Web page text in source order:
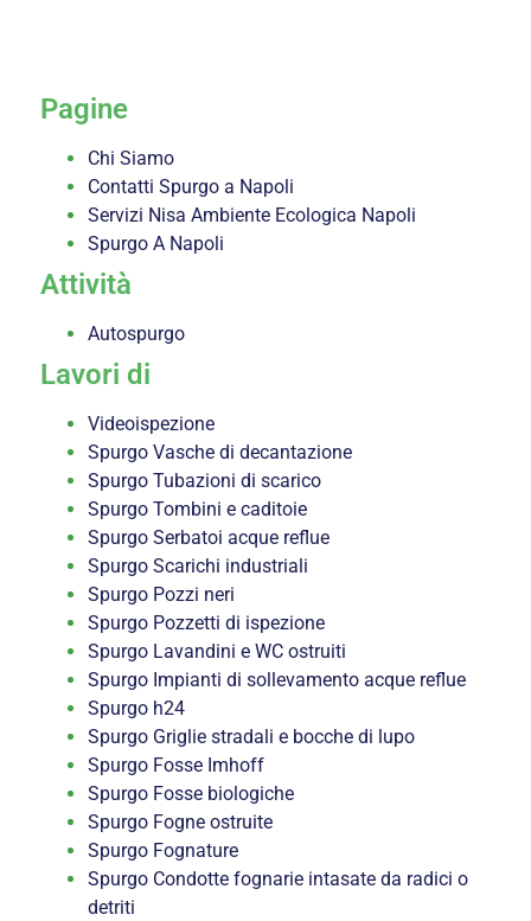
Pagine
Chi Siamo
Contatti Spurgo a Napoli
Servizi Nisa Ambiente Ecologica Napoli
Spurgo A Napoli
Attività
Autospurgo
Lavori di
Videoispezione
Spurgo Vasche di decantazione
Spurgo Tubazioni di scarico
Spurgo Tombini e caditoie
Spurgo Serbatoi acque reflue
Spurgo Scarichi industriali
Spurgo Pozzi neri
Spurgo Pozzetti di ispezione
Spurgo Lavandini e WC ostruiti
Spurgo Impianti di sollevamento acque reflue
Spurgo h24
Spurgo Griglie stradali e bocche di lupo
Spurgo Fosse Imhoff
Spurgo Fosse biologiche
Spurgo Fogne ostruite
Spurgo Fognature
Spurgo Condotte fognarie intasate da radici o
detriti